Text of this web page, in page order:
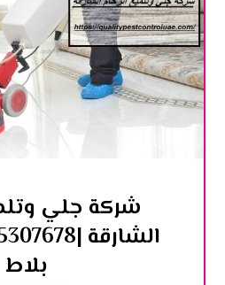
شركة جلي
بلاط